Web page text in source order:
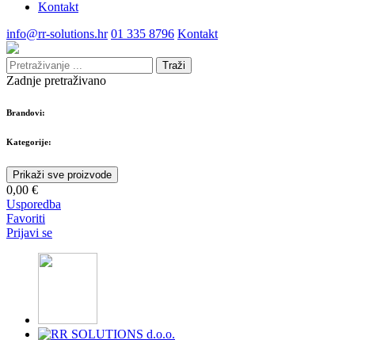
Kontakt
info@rr-solutions.hr 01 335 8796 Kontakt
Traži
Zadnje pretraživano
Brandovi:
Kategorije:
Prikaži sve proizvode
0,00 €
Usporedba
Favoriti
Prijavi se